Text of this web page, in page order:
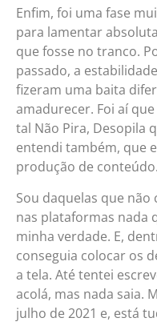
Enfim, foi uma fase
para lamentar
que fosse no tranco.
passado, a
fizeram uma baita
amadurecer. Foi aí
tal Não Pira, Desopila
entendi também, que
produção de conteúdo.
Sou daquelas que
nas plataformas nada
minha verdade. E,
conseguia colocar os
a tela. Até tentei
acolá, mas nada saia.
julho de 2021 e, está